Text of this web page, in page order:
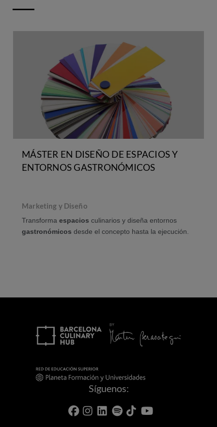
MÁSTER EN DISEÑO DE ESPACIOS Y
ENTORNOS GASTRONÓMICOS
Marketing y Diseño
Transformaespacios culinarios y diseña entornos
gastronómicos desde el concepto hasta la ejecución.
Síguenos: